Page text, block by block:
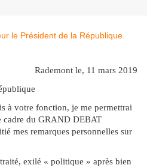
Rademont le, 11 mars 2019
à votre fonction, je me permettrai
cadre du GRAND DEBAT
mes remarques personnelles sur
exilé « politique » après bien